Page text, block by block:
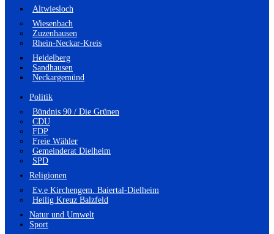
Altwiesloch
Wiesenbach
Zuzenhausen
Rhein-Neckar-Kreis
Heidelberg
Sandhausen
Neckargemünd
Politik
Bündnis 90 / Die Grünen
CDU
FDP
Freie Wähler
Gemeinderat Dielheim
SPD
Religionen
Ev.e Kirchengem. Baiertal-Dielheim
Heilig Kreuz Balzfeld
Natur und Umwelt
Sport